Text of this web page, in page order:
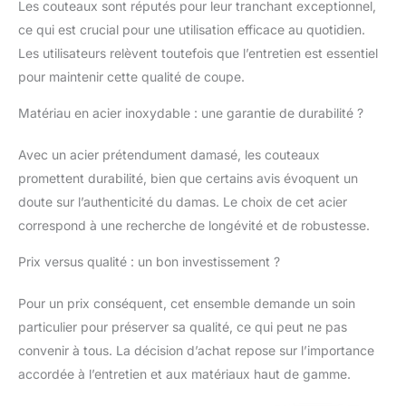
damas et les ciseaux
de cuisine. Matériel des
Couteaux : Cet
ensemble de couteaux
damas est fabriqué en
couches à haute
dureté atteint 60
Rockwell, elle reste très
nette pendant
couteaux de haute
qualité comprend
15 degrés qui
augmente la netteté et
la précision de coupe.
Équilibre : Utilisant de
Les couteaux sont réputés pour leur tranchant exceptionnel,
ce qui est crucial pour une utilisation efficace au quotidien.
Les utilisateurs relèvent toutefois que l’entretien est essentiel
pour maintenir cette qualité de coupe.
Matériau en acier inoxydable : une garantie de durabilité ?
Avec un acier prétendument damasé, les couteaux
promettent durabilité, bien que certains avis évoquent un
doute sur l’authenticité du damas. Le choix de cet acier
correspond à une recherche de longévité et de robustesse.
Prix versus qualité : un bon investissement ?
Pour un prix conséquent, cet ensemble demande un soin
particulier pour préserver sa qualité, ce qui peut ne pas
convenir à tous. La décision d’achat repose sur l’importance
accordée à l’entretien et aux matériaux haut de gamme.